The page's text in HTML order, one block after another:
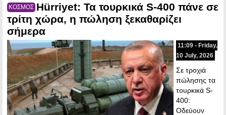
ΚΟΣΜΟΣ Hürriyet: Τα τουρκικά S-400 πάνε σε
τρίτη χώρα, η πώληση ξεκαθαρίζει
σήμερα
11:09 - Friday,
10 July, 2026
Σε τροχιά
πώλησης τα
τουρκικά S-
400:
Οδεύουν